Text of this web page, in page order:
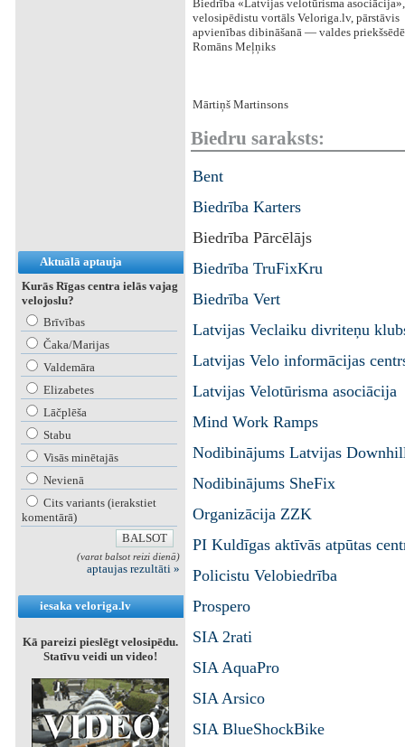
Aktuālā aptauja
Kurās Rīgas centra ielās vajag
velojoslu?
Brīvības
Čaka/Marijas
Valdemāra
Elizabetes
Lāčplēša
Stabu
Visās minētajās
Nevienā
Cits variants (ierakstiet
komentārā)
(varat balsot reizi dienā)
aptaujas rezultāti »
iesaka veloriga.lv
Kā pareizi pieslēgt velosipēdu.
Statīvu veidi un video!
Biedrība «Latvijas velotūrisma asociācija»,
velosipēdistu vortāls Veloriga.lv, pārstāvis
apvienības dibināšanā — valdes
Romāns Meļņiks
Mārtiņš Martinsons
Biedru saraksts:
Bent
Biedrība Karters
Biedrība Pārcēlājs
Biedrība TruFixKru
Biedrība Vert
Latvijas Veclaiku divriteņu
Latvijas Velo informācijas
Latvijas Velotūrisma asociācija
Mind Work Ramps
Nodibinājums Latvijas
Nodibinājums SheFix
Organizācija ZZK
PI Kuldīgas aktīvās atpūtas
Policistu Velobiedrība
Prospero
SIA 2rati
SIA AquaPro
SIA Arsico
SIA BlueShockBike